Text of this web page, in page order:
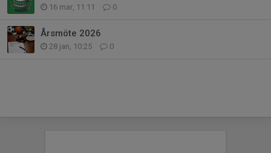
16 mar, 11:11 0
Årsmöte 2026
28 jan, 10:25 0